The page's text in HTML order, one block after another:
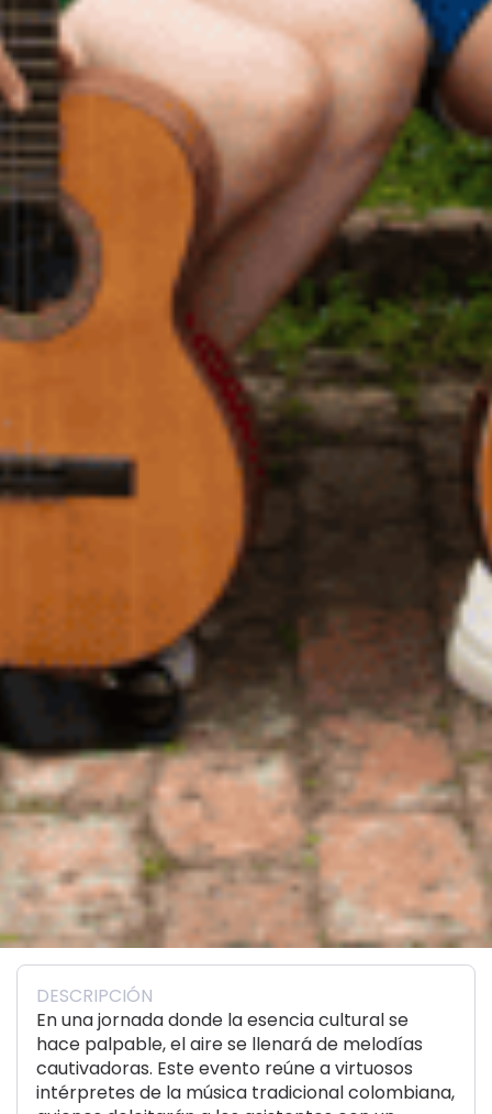
DESCRIPCIÓN
En una jornada donde la esencia cultural se
hace palpable, el aire se llenará de melodías
cautivadoras. Este evento reúne a virtuosos
intérpretes de la música tradicional colombiana,